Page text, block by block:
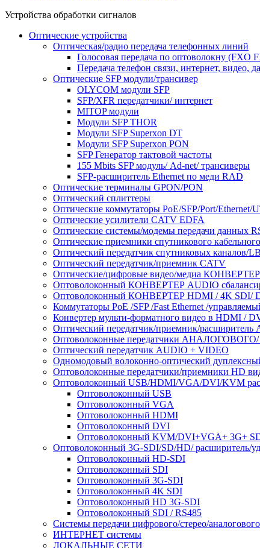
Устройства обработки сигналов
Оптические устройства
Оптическая/радио передача телефонных линий
Голосовая передача по оптоволокну (FXO
Передача телефон связи, интернет, видео,
Оптичеcкие SFP модули/трансивер
OLYCOM модули SFP
SFP/XFR передатчики/ интернет
MITOP модули
Модули SFP THOR
Модули SFP Superxon DT
Модули SFP Superxon PON
SFP Генератор тактовой частоты
155 Mbits SFP модуль/ Ad-net/ трансиверы
SFP-расширитель Ethernet по меди RAD
Оптические терминалы GPON/PON
Оптический сплиттеры
Оптические коммутаторы PoE/SFP/Port/Ethernet/
Оптические усилители CATV EDFA
Оптические системы/модемы передачи данных
Оптические приемники спутникового
Оптический передатчик спутниковых каналов/LB
Оптический передатчик/приемник CATV
Оптические/цифровые видео/медиа
Оптоволоконный КОНВЕРТЕР AUDIO
Оптоволоконный КОНВЕРТЕР HDMI / 4K SDI/
Коммутаторы PoE /SFP /Fast Ethernet /
Конвертер мульти-форматного видео в HDMI /
Оптический передатчик/приемник/расширитель
Оптоволоконные передатчики АНАЛОГОВОГО/
Оптический передатчик AUDIO + VIDEO
Одномодовый волоконно-оптический
Оптоволоконные передатчики/приемники HD
Оптоволоконный USB/HDMI/VGA/DVI/KVM
Оптоволоконный USB
Оптоволоконный VGA
Оптоволоконный HDMI
Оптоволоконный DVI
Оптоволоконный KVM/DVI+VGA+ 3G+
Оптоволоконный 3G-SDI/SD/HD/ расширитель/
Оптоволоконный HD-SDI
Оптоволоконный SDI
Оптоволоконный 3G-SDI
Оптоволоконный 4K SDI
Оптоволоконный HD 3G-SDI
Оптоволоконный SDI / RS485
Системы передачи цифрового/стерео/
ИНТЕРНЕТ системы
ЛОКАЛЬНЫЕ СЕТИ